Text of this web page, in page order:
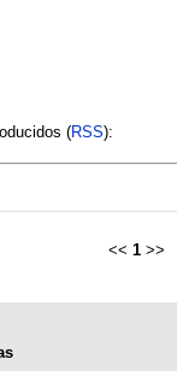
(RSS):
<< 1 >>